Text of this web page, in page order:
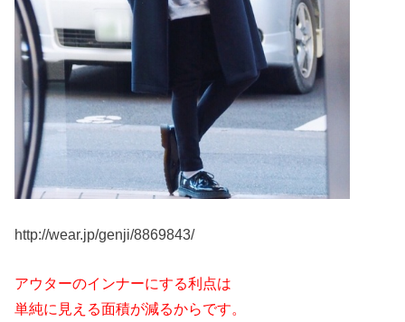
http://wear.jp/genji/8869843/
アウターのインナーにする利点は
単純に見える面積が減るからです。